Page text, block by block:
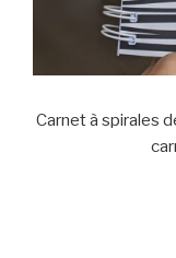
Carnet à spirales